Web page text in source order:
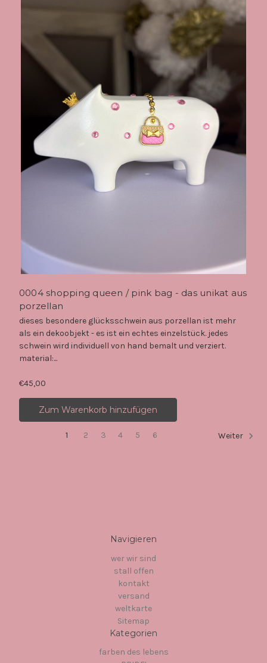
0004 shopping queen / pink bag - das unikat aus
porzellan
dieses besondere glücksschwein aus porzellan ist mehr
als ein dekoobjekt - es ist ein echtes einzelstück. jedes
schwein wird individuell von hand bemalt und verziert.
material:...
€45,00
Zum Warenkorb hinzufügen
1 2 3 4 5 6 Weiter
Navigieren
wer wir sind
stall offen
kontakt
versand
weltkarte
Sitemap
Kategorien
farben des lebens